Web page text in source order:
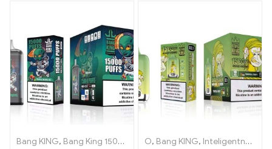
Bang KING, Bang King 15000 Obláčiky ,Jednorazová e-cigareta s
O, Bang KING, Inteligentná obrazovka Bang King 15000 Bafať